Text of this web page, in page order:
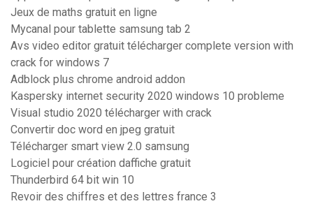
Jeux de maths gratuit en ligne
Mycanal pour tablette samsung tab 2
Avs video editor gratuit télécharger complete version with
crack for windows 7
Adblock plus chrome android addon
Kaspersky internet security 2020 windows 10 probleme
Visual studio 2020 télécharger with crack
Convertir doc word en jpeg gratuit
Télécharger smart view 2.0 samsung
Logiciel pour création daffiche gratuit
Thunderbird 64 bit win 10
Revoir des chiffres et des lettres france 3